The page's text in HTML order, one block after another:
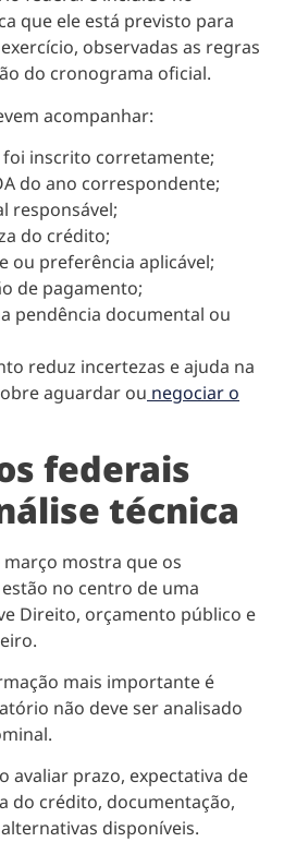
que ele está previsto para
observadas as regras
do cronograma oficial.
acompanhar:
inscrito corretamente;
do ano correspondente;
responsável;
do crédito;
ou preferência aplicável;
de pagamento;
pendência documental ou
reduz incertezas e ajuda na
aguardar ou negociar o
federais
técnica
mostra que os
no centro de uma
Direito, orçamento público e
mais importante é
não deve ser analisado
avaliar prazo, expectativa de
do crédito, documentação,
disponíveis.